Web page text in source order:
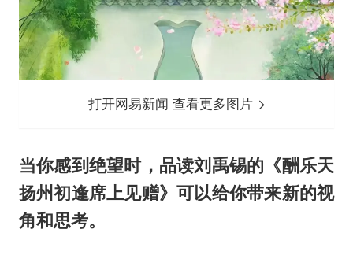
打开网易新闻 查看更多图片
当你感到绝望时，品读刘禹锡的《酬乐天
扬州初逢席上见赠》可以给你带来新的视
角和思考。